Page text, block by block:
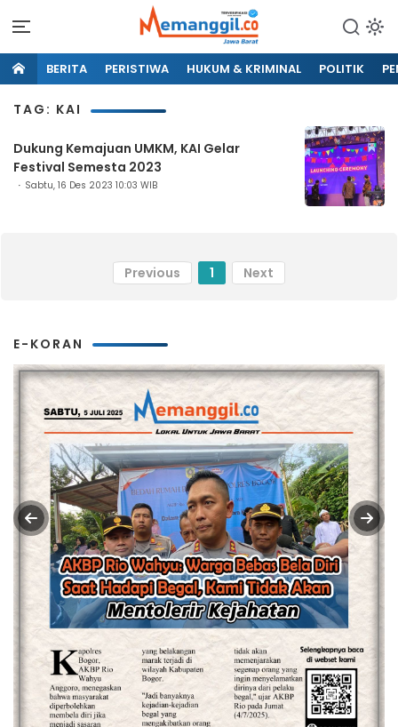
BERITA PERISTIWA HUKUM & KRIMINAL POLITIK
TAG: KAI
Dukung Kemajuan UMKM, KAI Gelar
Festival Semesta 2023
Sabtu, 16 Des 2023 10:03 WIB
Previous 1 Next
E-KORAN